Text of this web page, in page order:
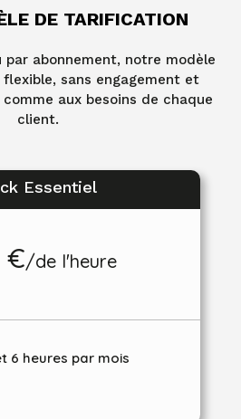
DE TARIFICATION
par abonnement, notre modèle
sans engagement et
aux besoins de chaque
client.
Essentiel
€/de l'heure
6 heures par mois